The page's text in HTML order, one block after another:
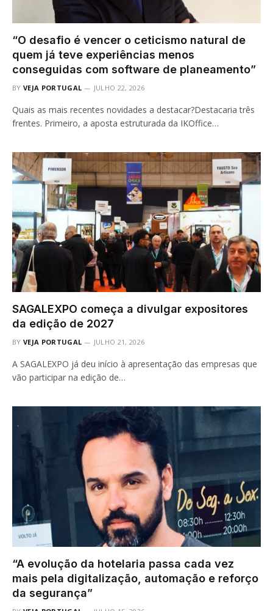
“O desafio é vencer o ceticismo natural de
quem já teve experiências menos
conseguidas com software de planeamento”
BY VEJA PORTUGAL JULHO 22, 2026
Quais as mais recentes novidades a destacar?Destacaria três
frentes. Primeiro, a aposta estruturada da IKOffice…
SAGALEXPO começa a divulgar expositores
da edição de 2027
BY VEJA PORTUGAL JULHO 21, 2026
A SAGALEXPO já deu início à apresentação das empresas que
vão participar na edição de…
“A evolução da hotelaria passa cada vez
mais pela digitalização, automação e reforço
da segurança”